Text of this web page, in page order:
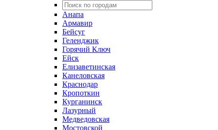
Анапа
Армавир
Бейсуг
Геленджик
Горячий Ключ
Ейск
Елизаветинская
Канеловская
Краснодар
Кропоткин
Курганинск
Лазурный
Медведовская
Мостовской